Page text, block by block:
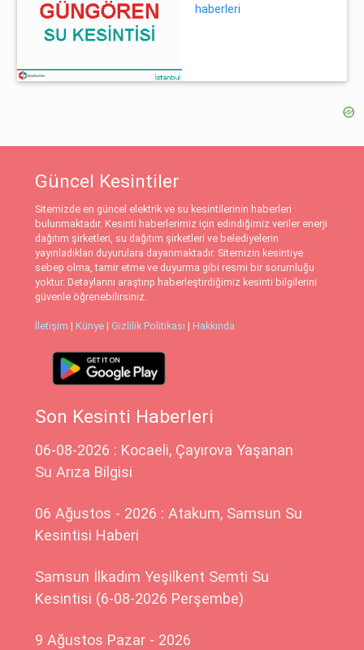
haberleri
Güncel Kesintiler
Sitemizde en güncel elektrik ve su kesintilerinin haberleri
bulunmaktadır. Kesinti haberlerimiz için edindiğimiz veriler enerji
dağıtım şirketleri, su dağıtım şirketleri ve belediyelerin
yayınladıkları duyurulara dayanmaktadır. Sitemizin kesintiye
sebep olma, tamir etme ve duyurma gibi resmi bir sorumluğu
yoktur. Detaylarını araştırıp haberleştirdiğimiz kesinti bilgilerini
güvenle öğrenebilirsiniz.
İletişim | Künye | Gizlilik Politikası | Hakkında
Son Kesinti Haberleri
06-08-2026 : Kocaeli, Çayırova Yaşanan
Su Arıza Bilgisi
06 Ağustos - 2026 : Atakum, Samsun Su
Kesintisi Haberi
Samsun İlkadım Yeşilkent Semti Su
Kesintisi (6-08-2026 Perşembe)
9 Ağustos Pazar - 2026